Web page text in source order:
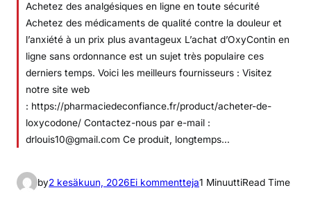
Achetez des analgésiques en ligne en toute sécurité
Achetez des médicaments de qualité contre la douleur et
l’anxiété à un prix plus avantageux L’achat d’OxyContin en
ligne sans ordonnance est un sujet très populaire ces
derniers temps. Voici les meilleurs fournisseurs : Visitez
notre site web
: https://pharmaciedeconfiance.fr/product/acheter-de-
loxycodone/ Contactez-nous par e-mail :
drlouis10@gmail.com Ce produit, longtemps…
by2 kesäkuun, 2026Ei kommenttejaa
1 MinuuttiRead Time